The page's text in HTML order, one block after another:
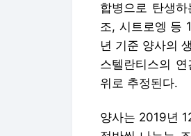
합병으로 탄생
조, 시트로엥 등
년 기준 양사의
스텔란티스의
위로 추정된다.
양사는 2019년